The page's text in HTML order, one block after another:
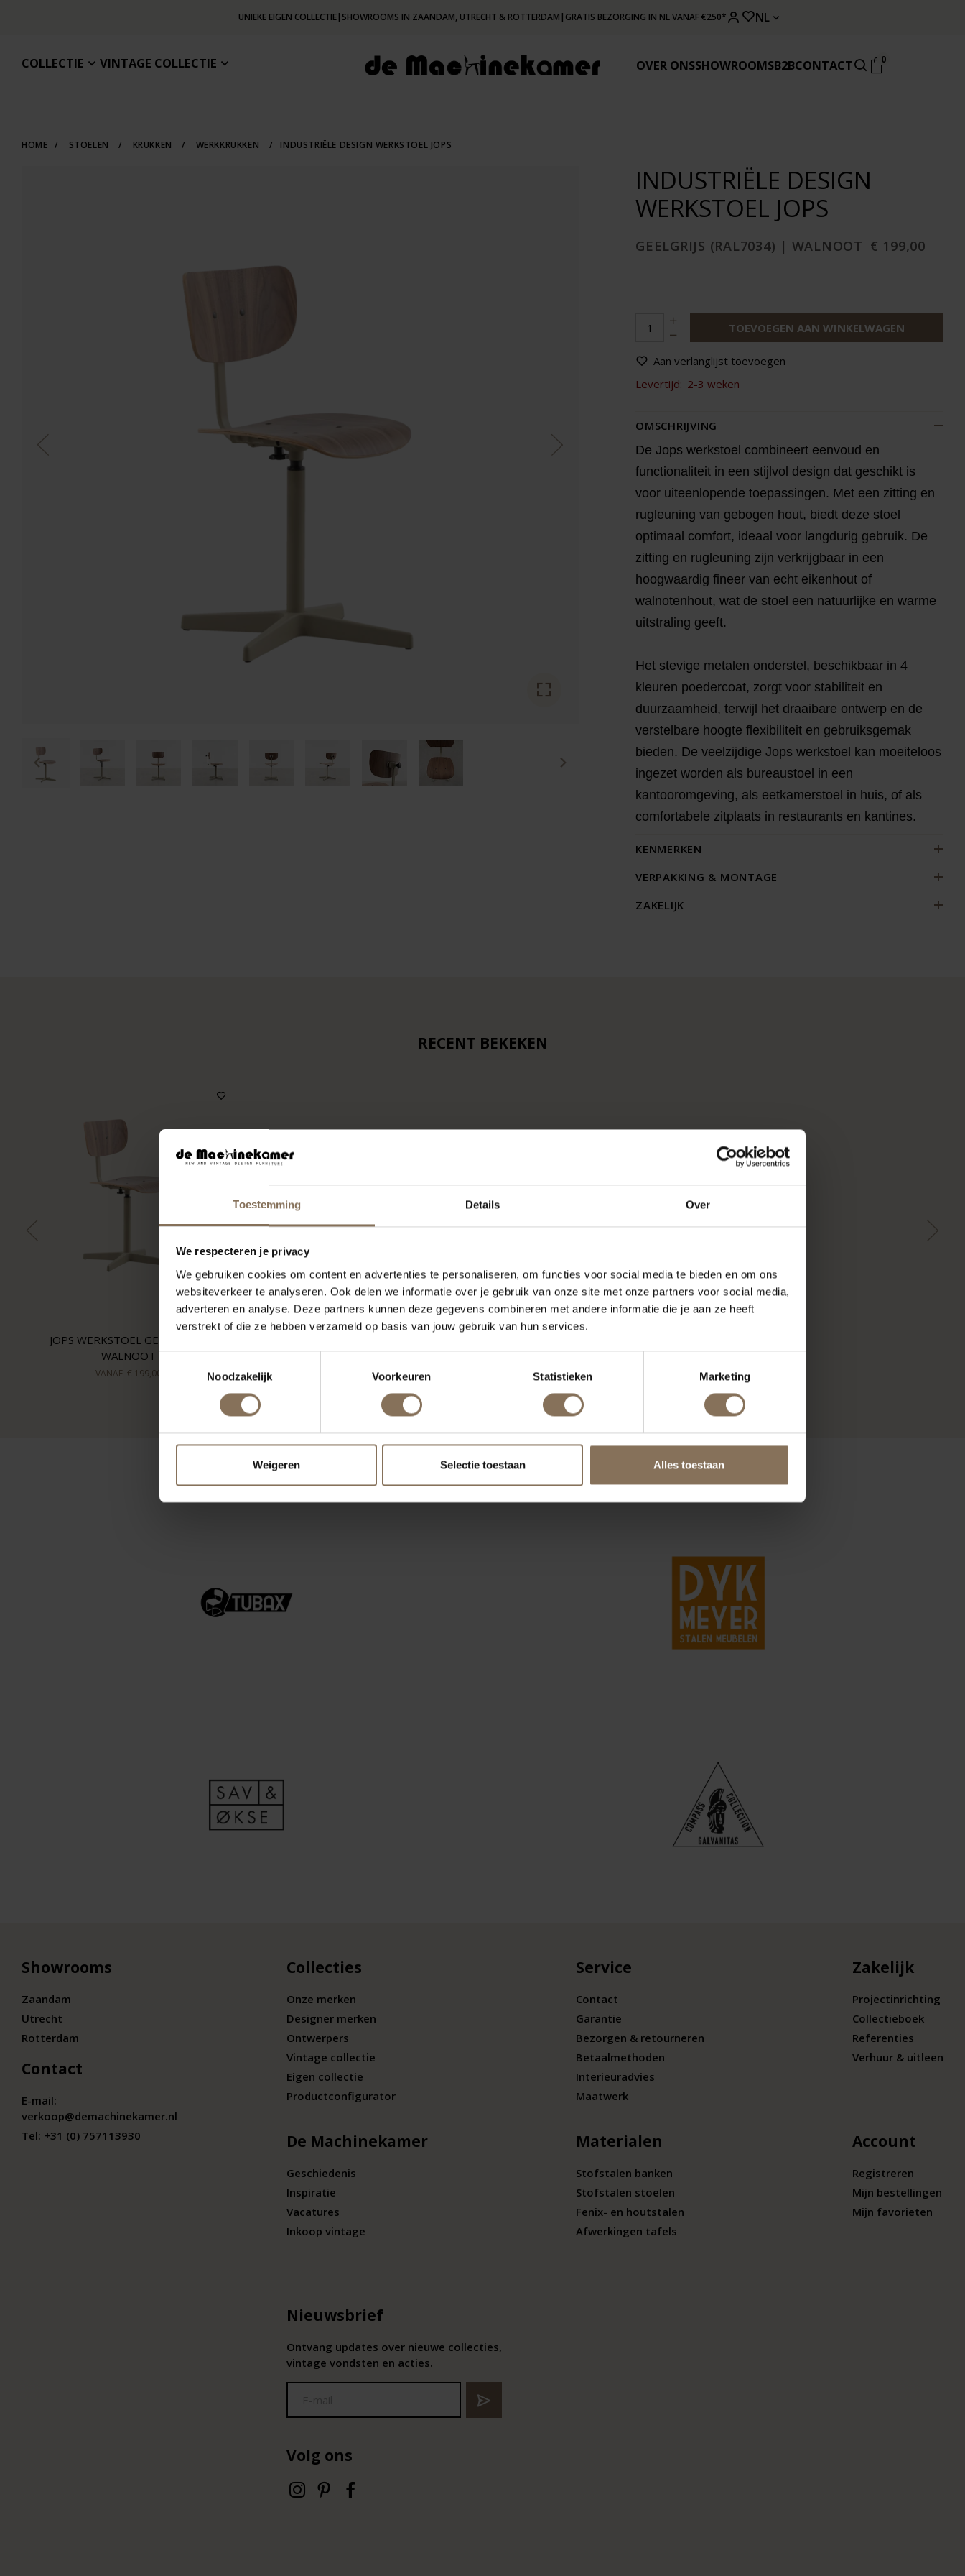
Toestemming Details Over
We respecteren je privacy
We gebruiken cookies om content en advertenties te personaliseren, om functies voor social media te bieden en om ons
websiteverkeer te analyseren. Ook delen we informatie over je gebruik van onze site met onze partners voor social media,
adverteren en analyse. Deze partners kunnen deze gegevens combineren met andere informatie die je aan ze heeft
verstrekt of die ze hebben verzameld op basis van jouw gebruik van hun services.
Noodzakelijk
Voorkeuren Statistieken Marketing
Weigeren Selectie toestaan Alles toestaan
UNIEKE EIGEN COLLECTIE| SHOWROOMS IN ZAANDAM, UTRECHT & ROTTERDAM | GRATIS BEZORGING IN NL VANAF €250* NL
COLLECTIE VINTAGE COLLECTIE OVER ONSSHOWROOMSB2BCONTACT 0
HOME / STOELEN / KRUKKEN / WERKKRUKKEN / INDUSTRIËLE DESIGN WERKSTOEL JOPS
INDUSTRIËLE DESIGN
WERKSTOEL JOPS
GEELGRIJS (RAL7034) | WALNOOT € 199,00
TOEVOEGEN AAN WINKELWAGEN
Aan verlanglijst toevoegen
Levertijd: 2-3 weken
OMSCHRIJVING
De Jops werkstoel combineert eenvoud en
functionaliteit in een stijlvol design dat geschikt is
voor uiteenlopende toepassingen. Met een zitting en
rugleuning van gebogen hout, biedt deze stoel
optimaal comfort, ideaal voor langdurig gebruik. De
zitting en rugleuning zijn verkrijgbaar in een
hoogwaardig fineer van echt eikenhout of
walnotenhout, wat de stoel een natuurlijke en warme
uitstraling geeft.
Het stevige metalen onderstel, beschikbaar in 4
kleuren poedercoat, zorgt voor stabiliteit en
duurzaamheid, terwijl het draaibare ontwerp en de
verstelbare hoogte flexibiliteit en gebruiksgemak
bieden. De veelzijdige Jops werkstoel kan moeiteloos
ingezet worden als bureaustoel in een
kantooromgeving, als eetkamerstoel in huis, of als
comfortabele zitplaats in restaurants en kantines.
KENMERKEN
VERPAKKING & MONTAGE
ZAKELIJK
RECENT BEKEKEN
JOPS WERKSTOEL GEELGRIJS |
WALNOOT
VANAF € 199,00
ONZE MERKEN
Showrooms
Zaandam
Utrecht
Rotterdam
Contact
E-mail:
verkoop@demachinekamer.nl
Tel: +31 (0) 757113930
Collecties
Onze merken
Designer merken
Ontwerpers
Vintage collectie
Eigen collectie
Productconfigurator
De Machinekamer
Geschiedenis
Inspiratie
Vacatures
Inkoop vintage
Service
Contact
Garantie
Bezorgen & retourneren
Betaalmethoden
Interieuradvies
Maatwerk
Materialen
Stofstalen banken
Stofstalen stoelen
Fenix- en houtstalen
Afwerkingen tafels
Zakelijk
Projectinrichting
Collectieboek
Referenties
Verhuur & uitleen
Account
Registreren
Mijn bestellingen
Mijn favorieten
Nieuwsbrief
Ontvang updates over nieuwe collecties,
vintage vondsten en acties.
Volg ons